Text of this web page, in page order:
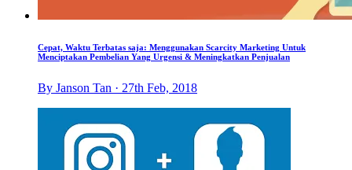
Cepat, Waktu Terbatas saja: Menggunakan Scarcity Marketing Untuk
Menciptakan Pembelian Yang Urgensi & Meningkatkan Penjualan
By Janson Tan · 27th Feb, 2018